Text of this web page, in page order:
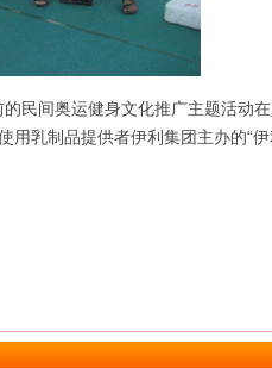
民间奥运健身文化推广主题活动
乳制品提供者伊利集团主办的“伊